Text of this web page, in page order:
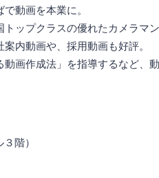
動画を本業に。
ップクラスの優れたカメラマン
内動画や、採用動画も好評。
画作成法」を指導するなど、
階）